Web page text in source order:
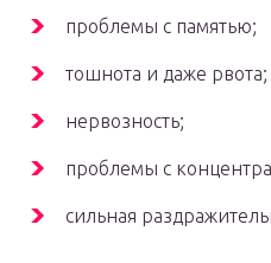
проблемы с памятью;
тошнота и даже рвота;
нервозность;
проблемы с
сильная